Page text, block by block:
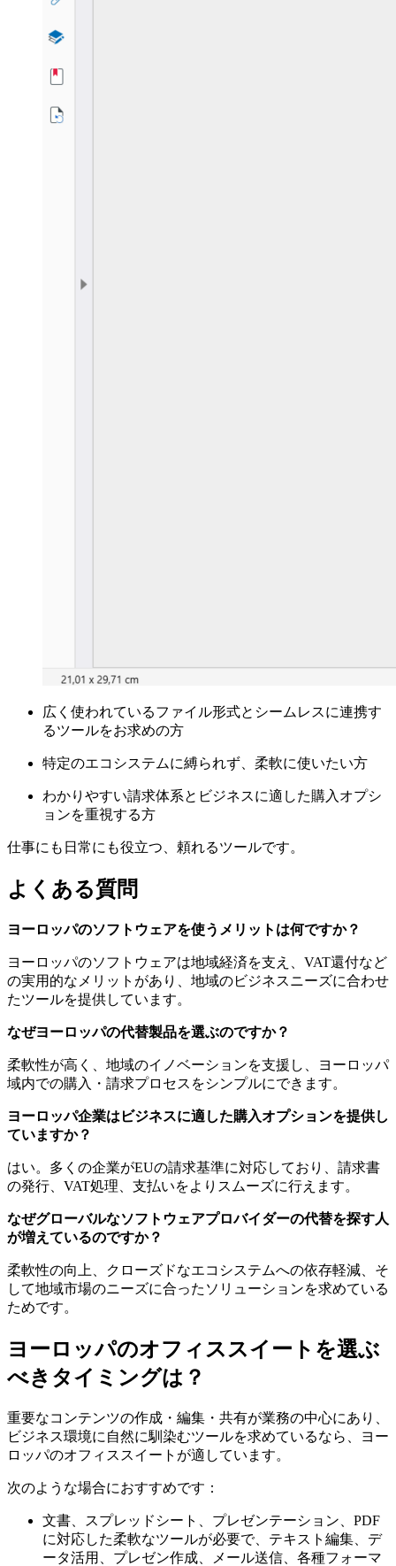
広く使われているファイル形式とシームレスに連携す
るツールをお求めの方
特定のエコシステムに縛られず、柔軟に使いたい方
わかりやすい請求体系とビジネスに適した購入オプシ
ョンを重視する方
仕事にも日常にも役立つ、頼れるツールです。
よくある質問
ヨーロッパのソフトウェアを使うメリットは何ですか？
ヨーロッパのソフトウェアは地域経済を支え、VAT還付など
の実用的なメリットがあり、地域のビジネスニーズに合わせ
たツールを提供しています。
なぜヨーロッパの代替製品を選ぶのですか？
柔軟性が高く、地域のイノベーションを支援し、ヨーロッパ
域内での購入・請求プロセスをシンプルにできます。
ヨーロッパ企業はビジネスに適した購入オプションを提供し
ていますか？
はい。多くの企業がEUの請求基準に対応しており、請求書
の発行、VAT処理、支払いをよりスムーズに行えます。
なぜグローバルなソフトウェアプロバイダーの代替を探す人
が増えているのですか？
柔軟性の向上、クローズドなエコシステムへの依存軽減、そ
して地域市場のニーズに合ったソリューションを求めている
ためです。
ヨーロッパのオフィススイートを選ぶ
べきタイミングは？
重要なコンテンツの作成・編集・共有が業務の中心にあり、
ビジネス環境に自然に馴染むツールを求めているなら、ヨー
ロッパのオフィススイートが適しています。
次のような場合におすすめです：
文書、スプレッドシート、プレゼンテーション、PDF
に対応した柔軟なツールが必要で、テキスト編集、デ
ータ活用、プレゼン作成、メール送信、各種フォーマ